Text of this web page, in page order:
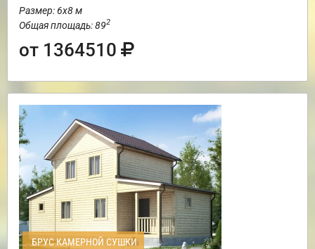
Размер: 6х8 м
Общая площадь: 892
от 1364510
БРУС КАМЕРНОЙ СУШКИ